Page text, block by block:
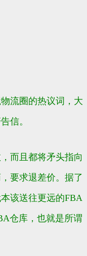
流圈的热议词，大
信。
而且都将矛头指向
要求退差价。据了
该送往更远的FBA
仓库，也就是所谓